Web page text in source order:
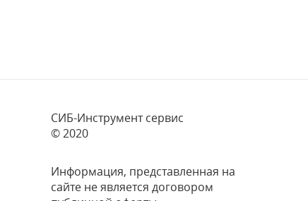
СИБ-Инструмент сервис
© 2020
Информация, представленная на
сайте не является договором